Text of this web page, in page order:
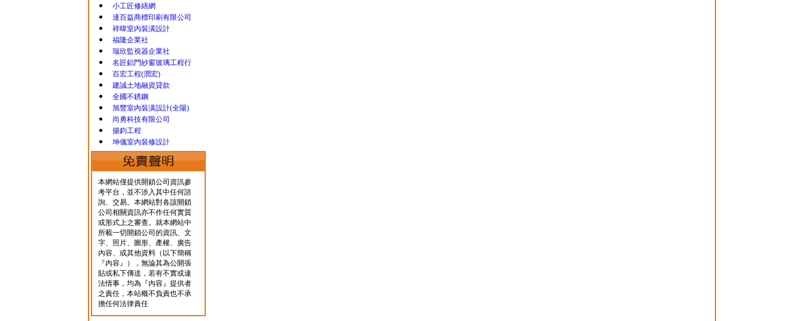
小工匠修繕網
達百益商標印刷有限公司
祥暐室內裝潢設計
福隆企業社
瑞欣監視器企業社
名匠鋁門紗窗玻璃工程行
百宏工程(潤宏)
建誠土地融資貸款
全國不銹鋼
旭豐室內裝潢設計(全陽)
尚勇科技有限公司
揚鈞工程
坤儀室內裝修設計
本網站僅提供開鎖公司資訊參
考平台，並不涉入其中任何諮
詢、交易。本網站對各該開鎖
公司相關資訊亦不作任何實質
或形式上之審查。就本網站中
所載一切開鎖公司的資訊、文
字、照片、圖形、產權、廣告
內容、或其他資料（以下簡稱
『內容』），無論其為公開張
貼或私下傳送，若有不實或違
法情事，均為『內容』提供者
之責任，本站概不負責也不承
擔任何法律責任